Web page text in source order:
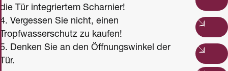
die Tür integriertem Scharnier!
4. Vergessen Sie nicht, einen
Tropfwasserschutz zu kaufen!
5. Denken Sie an den Öffnungswinkel der
Tür.